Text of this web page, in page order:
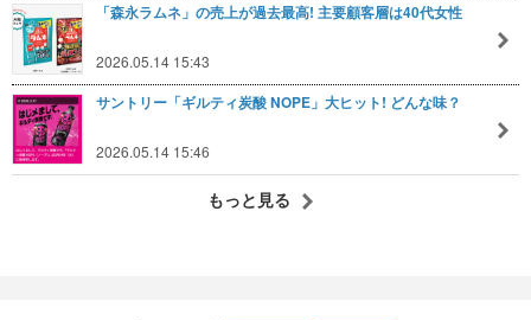
「森永ラムネ」の売上が過去最高! 主要顧客層は40代女性
2026.05.14 15:43
サントリー「ギルティ炭酸 NOPE」大ヒット! どんな味？
2026.05.14 15:46
もっと見る